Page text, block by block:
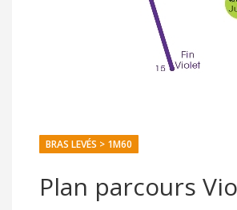
BRAS LEVÉS > 1M60
Plan parcours